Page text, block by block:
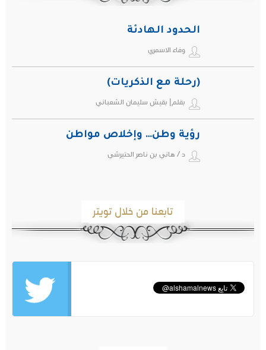
الحدود الهادئة
وفاء الاسمري
(رحلة مع الذكريات)
بقلم| بقيش سليمان الشعباني
رؤية وطن… وإخلاص مواطن
د / هاني بن ناصر الحتيرشي
تابعنا من خلال تويتر